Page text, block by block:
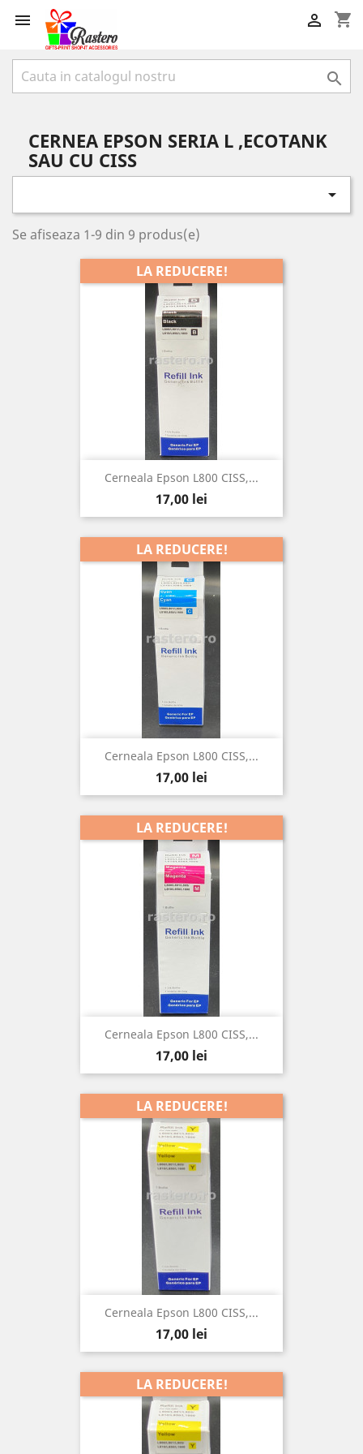
 shopping_cart


CERNEA EPSON SERIA L ,ECOTANK
SAU CU CISS

Se afiseaza 1-9 din 9 produs(e)
Cerneala Epson L800 CISS,...
Pret
17,00 lei
LA REDUCERE!
Cerneala Epson L800 CISS,...
Pret
17,00 lei
LA REDUCERE!
Cerneala Epson L800 CISS,...
Pret
17,00 lei
LA REDUCERE!
Cerneala Epson L800 CISS,...
Pret
17,00 lei
LA REDUCERE!
LA REDUCERE!